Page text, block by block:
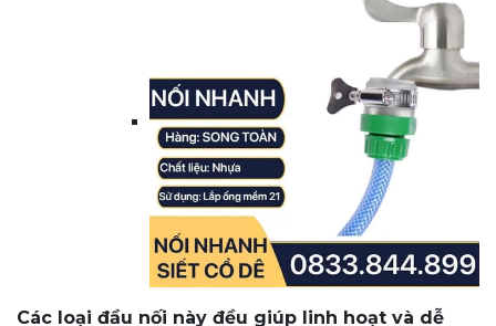
Các loại đầu nối này đều giúp linh hoạt và dễ